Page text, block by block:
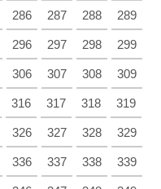
286 287 288 289
296 297 298 299
306 307 308 309
316 317 318 319
326 327 328 329
336 337 338 339